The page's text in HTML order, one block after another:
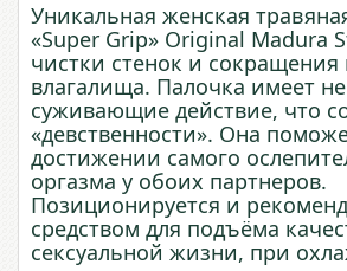
Уникальная женская
«Super Grip» Original Madura
чистки стенок и
влагалища. Палочка имеет
суживающие действие, что
«девственности». Она
достижении самого
оргазма у обоих партнеров.
Позиционируется и
средством для подъёма
сексуальной жизни, при